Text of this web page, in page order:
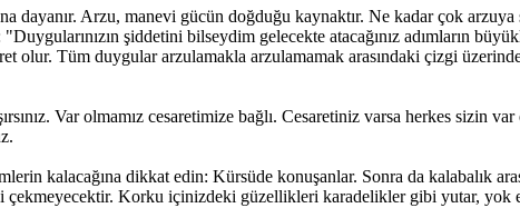
dayanır. Arzu, manevi gücün doğduğu kaynaktır. Ne kadar çok
şiddetini bilseydim gelecekte atacağınız adımların
olur. Tüm duygular arzulamakla arzulamamak arasındaki çizgi
Var olmamız cesaretimize bağlı. Cesaretiniz varsa herkes sizin
kalacağına dikkat edin: Kürsüde konuşanlar. Sonra da kalabalık
çekmeyecektir. Korku içinizdeki güzellikleri karadelikler gibi yutar, yok